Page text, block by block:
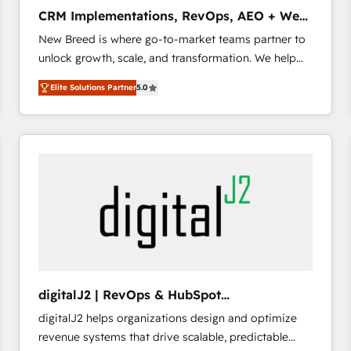
2️⃣ AIエージェント組織構築 営業・マーケティング業務
の一部をAIが自律実行する組織への移行を設計・実装。
Breeze・Claude等をHubSpotと連携させ、役割定義・
運用ルール・成果指標まで含めて設計します。 3️⃣ 全社
DX × AI推進のPMO伴走支援 複数部門をまたぐDX×AI変
革を、構想から実装・定着までPMOとして主導。「設
定の代行ではなく、設計の責任」を引き受け、部門横断
計・構築：リード獲得・CVR・SEOを前提にした情報設
計・導線設計・テンプレート設計をContent Hubで一体
提供。 ▸ 既存CRM・MAからの移行支援：Salesforce・
Marketo・Pardot等からの移行、カスタム設計、履歴
データ移行と活用設計まで。 ▸ AEO対応：ChatGPT・
ンツとサイト構造を最適化。 🏆 なぜ100incを選ぶの
か？ ✓ HubSpot Eliteパートナー認定 ✓ HubSpotアワ
ード受賞・HUGリーダー ✓ ISO27001:2022 /
ISO9001:2015 取得 ✓ 400社以上の導入実績 ✓
CRM Implementations, RevOps, AEO + Web,
Demand Gen
New Breed is where go-to-market teams partner to
unlock growth, scale, and transformation. We help
companies activate HubSpot’s AI-powered
customer platform and operationalize HubSpot’s
Loop Marketing framework through expert-led
services, smart agents, and purpose-built apps,
buyer journey for clean data, scalability, & reporting.
🎯Demand Gen & ABM: Drive pipeline with inbound,
ABM, AEO, SEO, & paid media. 👩‍💻Web Design:
Build high-performing websites with UX, messaging,
AI, & maximize AEO with tailored AI services. 🧩
Integrations: Extend HubSpot with custom
integrations, hosting, & maintenance.
Elite Solutions Partner5.0
digitalJ2 | RevOps & HubSpot
Implementations
digitalJ2 helps organizations design and optimize
revenue systems that drive scalable, predictable